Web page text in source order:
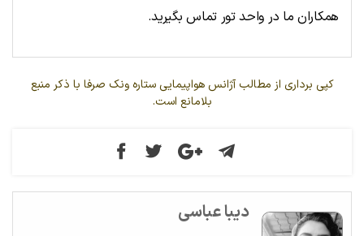
همکاران ما در واحد تور تماس بگیرید.
کپی برداری از مطالب آژانس هواپیمایی ستاره ونک صرفا با ذکر منبع
بلامانع است.
دیبا عباسی